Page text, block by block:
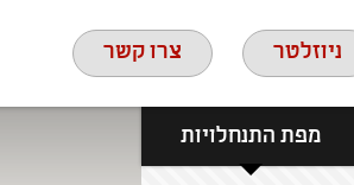
ניוזלטר צרו קשר
מפת התנחלויות